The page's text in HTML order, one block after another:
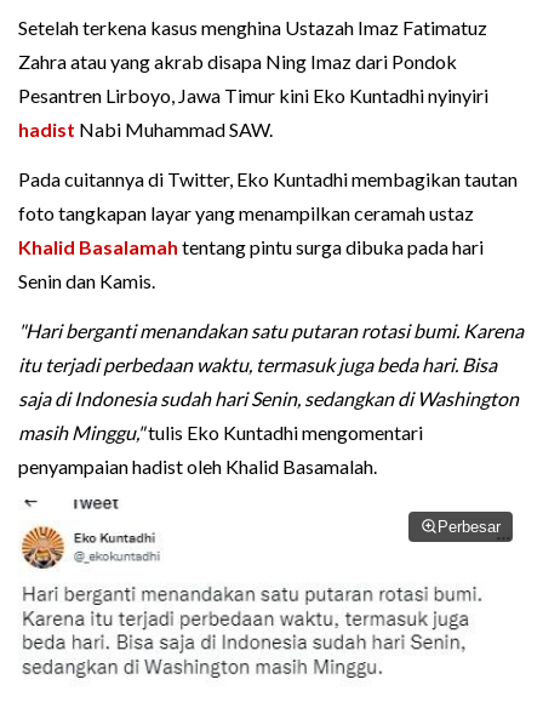
Setelah terkena kasus menghina Ustazah Imaz Fatimatuz
Zahra atau yang akrab disapa Ning Imaz dari Pondok
Pesantren Lirboyo, Jawa Timur kini Eko Kuntadhi nyinyiri
hadist Nabi Muhammad SAW.
Pada cuitannya di Twitter, Eko Kuntadhi membagikan tautan
foto tangkapan layar yang menampilkan ceramah ustaz
Khalid Basalamah tentang pintu surga dibuka pada hari
Senin dan Kamis.
"Hari berganti menandakan satu putaran rotasi bumi. Karena
itu terjadi perbedaan waktu, termasuk juga beda hari. Bisa
saja di Indonesia sudah hari Senin, sedangkan di Washington
masih Minggu,"tulis Eko Kuntadhi mengomentari
penyampaian hadist oleh Khalid Basamalah.
Perbesar